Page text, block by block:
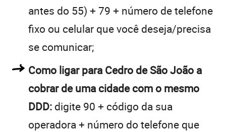
antes do 55) + 79 + número de telefone
fixo ou celular que você deseja/precisa
se comunicar;
Como ligar para Cedro de São João a
cobrar de uma cidade com o mesmo
DDD: digite 90 + código da sua
operadora + número do telefone que